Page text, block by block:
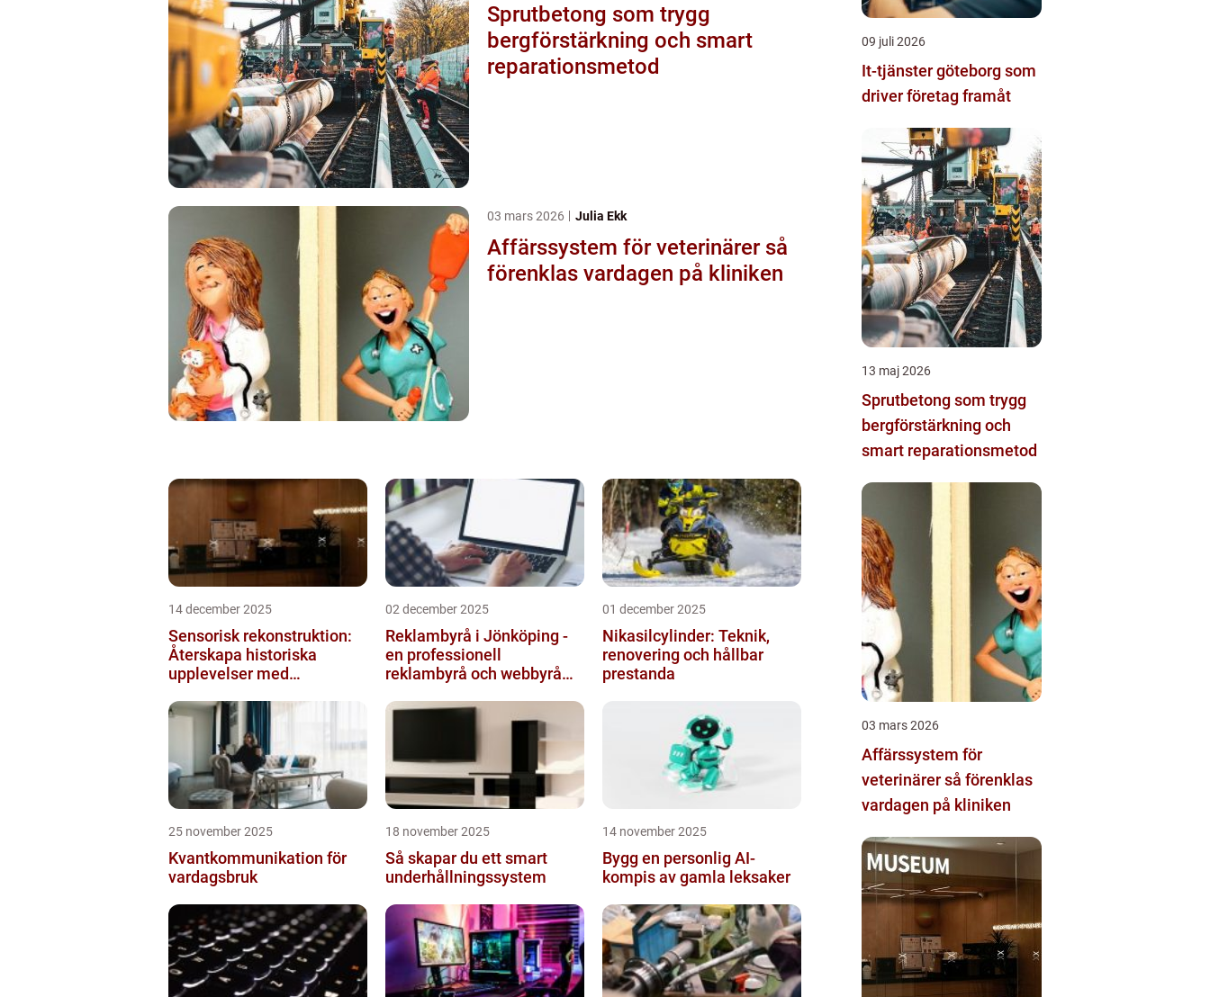
Sprutbetong som trygg
bergförstärkning och smart
reparationsmetod
03 mars 2026 Julia Ekk
Affärssystem för veterinärer så
förenklas vardagen på kliniken
14 december 2025
Sensorisk rekonstruktion:
Återskapa historiska
upplevelser med
02 december 2025
Reklambyrå i Jönköping -
en professionell
reklambyrå och webbyrå
kommunikati...
01 december 2025
Nikasilcylinder: Teknik,
renovering och hållbar
prestanda
25 november 2025
Kvantkommunikation för
vardagsbruk
18 november 2025
Så skapar du ett smart
underhållningssystem
14 november 2025
Bygg en personlig AI-
kompis av gamla leksaker
09 juli 2026
It-tjänster göteborg som
driver företag framåt
13 maj 2026
Sprutbetong som trygg
bergförstärkning och
smart reparationsmetod
03 mars 2026
Affärssystem för
veterinärer så förenklas
vardagen på kliniken